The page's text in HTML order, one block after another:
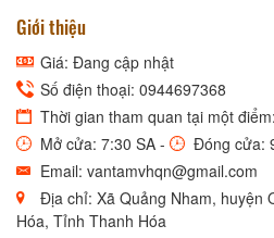
Giới thiệu
Giá: Đang cập nhật
Số điện thoại: 0944697368
Thời gian tham quan tại một
Mở cửa: 7:30 SA -
Đóng cửa:
Email: vantamvhqn@gmail.com
Địa chỉ: Xã Quảng Nham, huyện
Hóa, Tỉnh Thanh Hóa